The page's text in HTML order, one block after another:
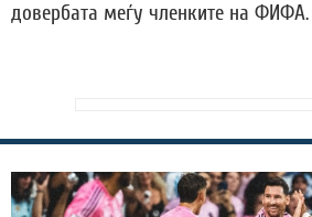
довербата меѓу членките на ФИФА.